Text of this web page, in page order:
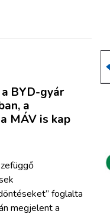
BYD-gyár
a
MÁV is kap
foglalta
megjelent a